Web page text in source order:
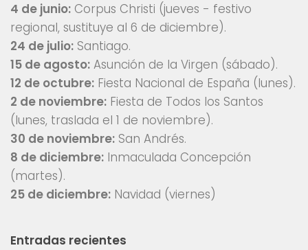
4 de junio: Corpus Christi (jueves - festivo
regional, sustituye al 6 de diciembre).
24 de julio: Santiago.
15 de agosto: Asunción de la Virgen (sábado).
12 de octubre: Fiesta Nacional de España (lunes).
2 de noviembre: Fiesta de Todos los Santos
(lunes, traslada el 1 de noviembre).
30 de noviembre: San Andrés.
8 de diciembre: Inmaculada Concepción
(martes).
25 de diciembre: Navidad (viernes)
Entradas recientes